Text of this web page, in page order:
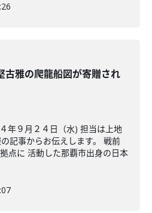
古雅の爬龍船図が寄贈され
９月２４日（水) 担当は上地
記事からお伝えします。 戦前
点に 活動した那覇市出身の日本